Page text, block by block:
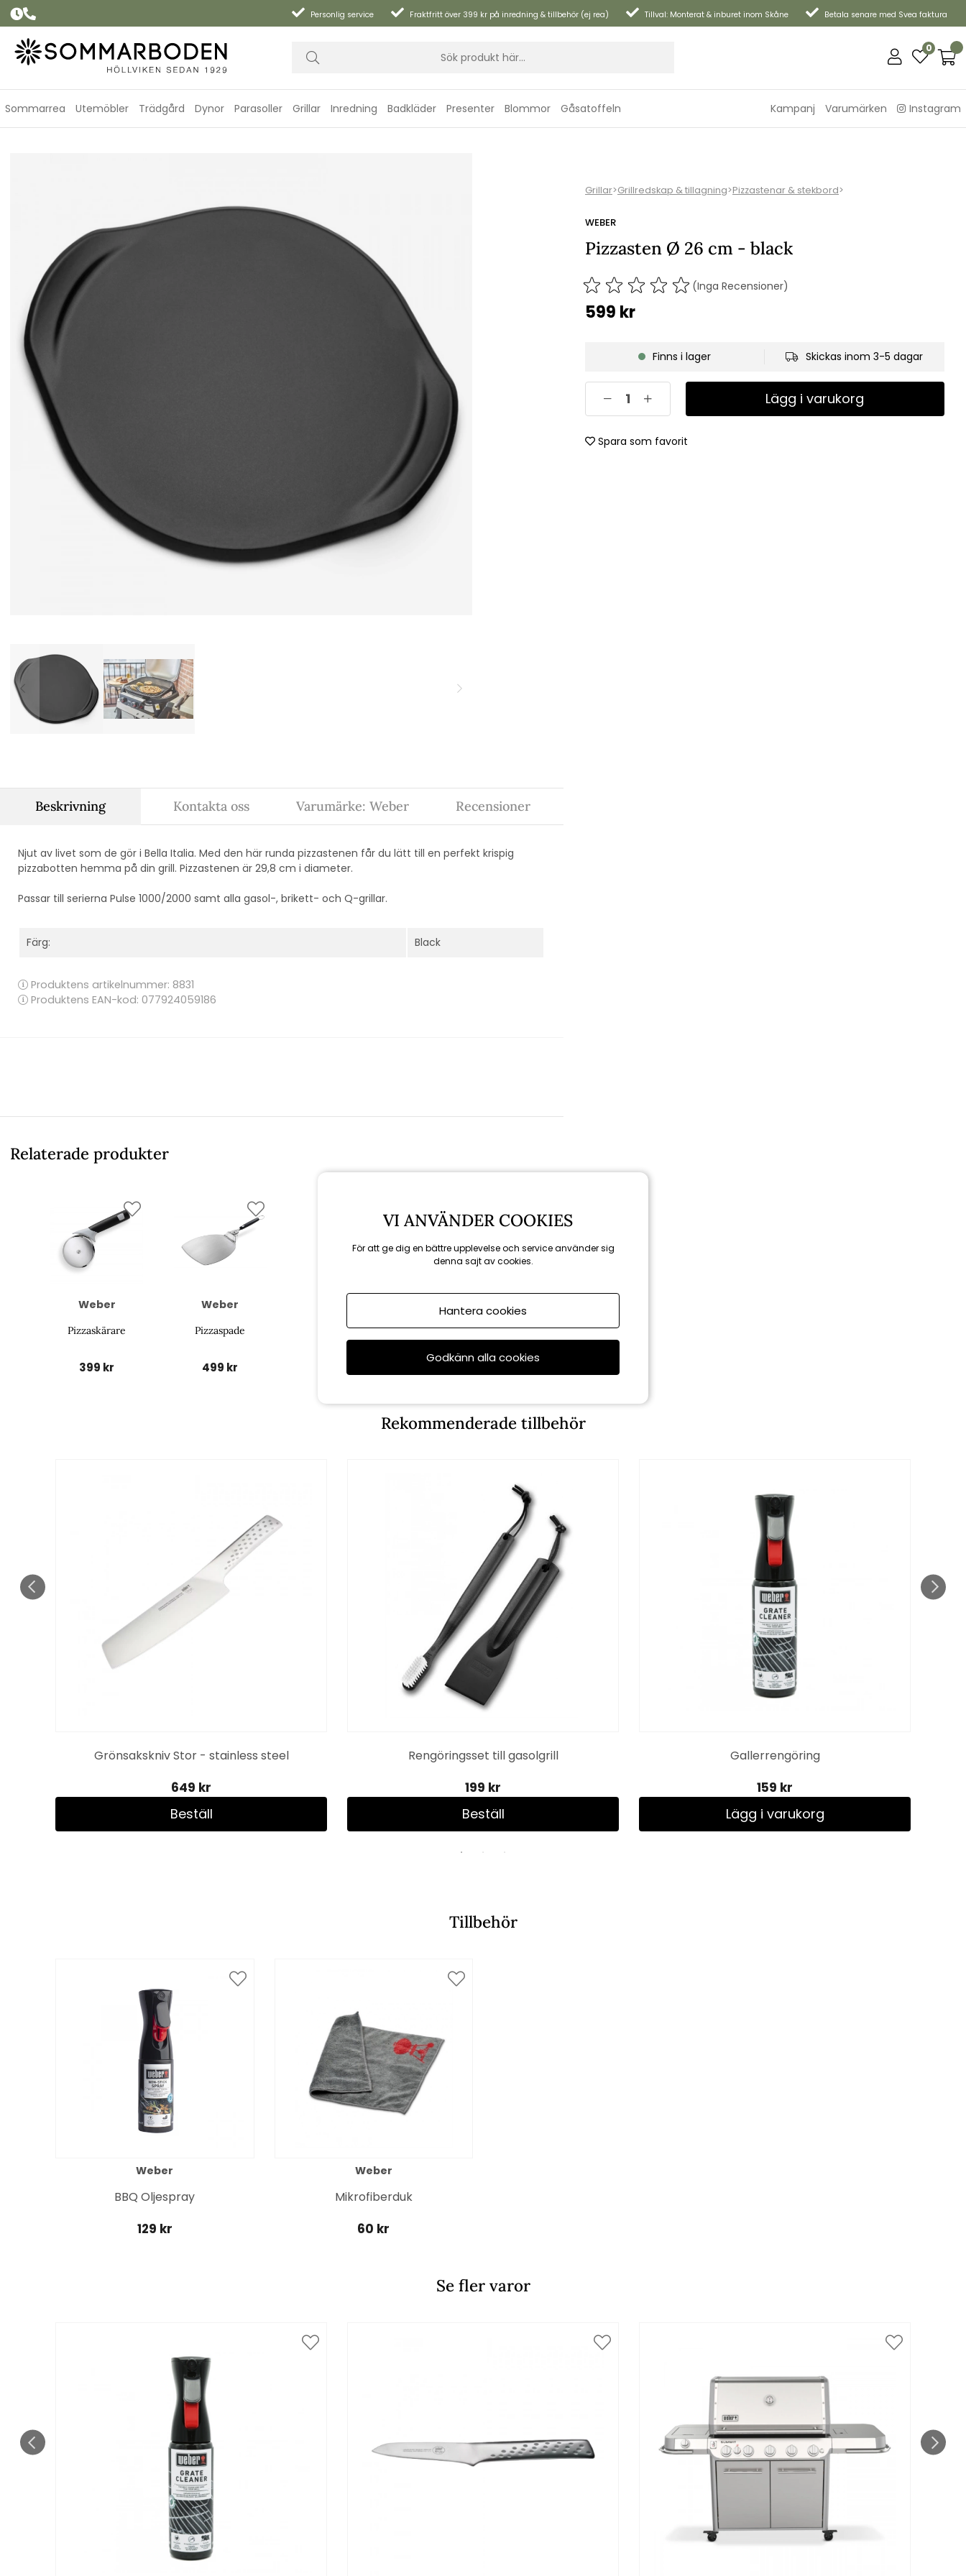
Personlig service Fraktfritt över 399 kr på inredning & tillbehör (ej rea) Tillval: Monterat & inburet inom Skåne Betala senare med Svea faktura
0
Sommarrea Utemöbler Trädgård Dynor Parasoller Grillar Inredning Badkläder Presenter Blommor Gåsatoffeln Kampanj Varumärken Instagram
Grillar>Grillredskap & tillagning>Pizzastenar & stekbord>
WEBER
Pizzasten Ø 26 cm - black
(Inga Recensioner)
599 kr
Finns i lager Skickas inom 3-5 dagar
Lägg i varukorg
Spara som favorit
Beskrivning
Njut av livet som de gör i Bella Italia. Med den här runda pizzastenen får du lätt till en perfekt krispig
pizzabotten hemma på din grill. Pizzastenen är 29,8 cm i diameter.
Passar till serierna Pulse 1000/2000 samt alla gasol-, brikett- och Q-grillar.
Färg: Black
Produktens artikelnummer: 8831
Produktens EAN-kod: 077924059186
Kontakta oss Varumärke: Weber Recensioner
Relaterade produkter
Weber
Pizzaskärare
399 kr
Weber
Pizzaspade
499 kr
Rekommenderade tillbehör
Grönsakskniv Stor - stainless steel
649 kr
Beställ
Rengöringsset till gasolgrill
199 kr
Beställ
Gallerrengöring
159 kr
Lägg i varukorg
Tillbehör
Weber
BBQ Oljespray
129 kr
Weber
Mikrofiberduk
60 kr
Se fler varor
VI ANVÄNDER COOKIES
För att ge dig en bättre upplevelse och service använder sig
denna sajt av cookies.
Hantera cookies
Godkänn alla cookies